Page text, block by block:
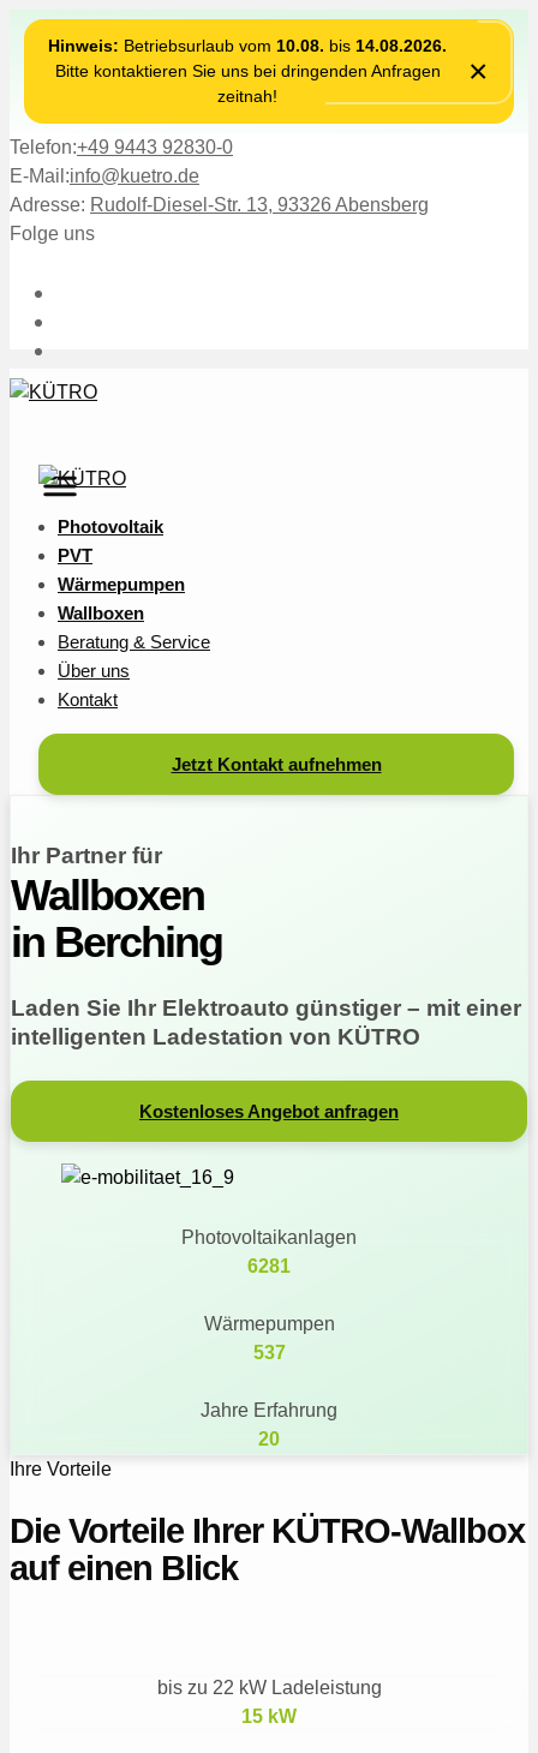
Hinweis: Betriebsurlaub vom 10.08. bis 14.08.2026.
Bitte kontaktieren Sie uns bei dringenden Anfragen
zeitnah!
×
Telefon:+49 9443 92830-0
E-Mail:info@kuetro.de
Adresse: Rudolf-Diesel-Str. 13, 93326 Abensberg
Folge uns
Photovoltaik
PVT
Wärmepumpen
Wallboxen
Beratung & Service
Über uns
Kontakt
Jetzt Kontakt aufnehmen
Ihr Partner für
Wallboxen
in Berching
Laden Sie Ihr Elektroauto günstiger – mit einer
intelligenten Ladestation von KÜTRO
Kostenloses Angebot anfragen
Photovoltaikanlagen
6281
Wärmepumpen
537
Jahre Erfahrung
20
Ihre Vorteile
Die Vorteile Ihrer KÜTRO‑Wallbox
auf einen Blick
bis zu 22 kW Ladeleistung
15 kW